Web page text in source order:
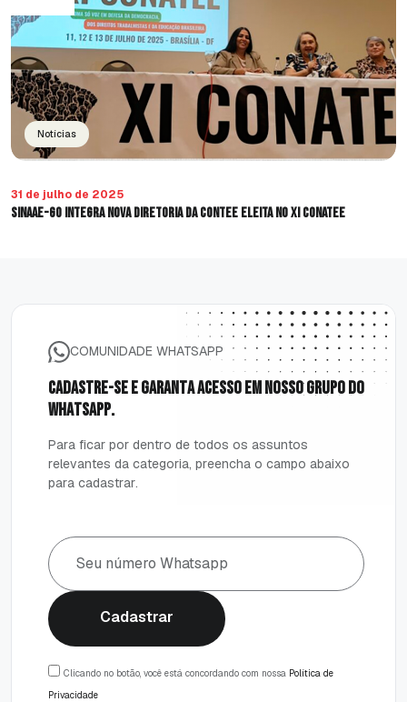
Notícias
31 de julho de 2025
SINAAE-GO integra nova diretoria da CONTEE eleita no XI CONATEE
COMUNIDADE WHATSAPP
Cadastre-seegarantaacessoemnossogrupodo
whatsapp.
Para ficar por dentro de todos os assuntos
relevantes da categoria, preencha o campo abaixo
para cadastrar.
Cadastrar
Clicando no botão, você está concordando com nossa Política de
Privacidade